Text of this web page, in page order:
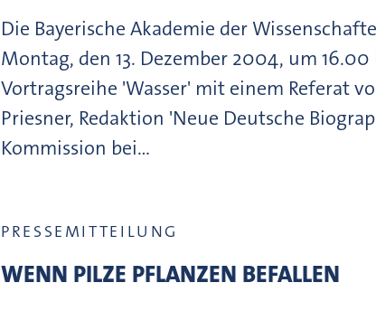
Die Bayerische Akademie der
Montag, den 13. Dezember 2004, um 16.00
Vortragsreihe 'Wasser' mit einem Referat
Priesner, Redaktion 'Neue Deutsche
Kommission bei…
PRESSEMITTEILUNG
WENN PILZE PFLANZEN BEFALLEN